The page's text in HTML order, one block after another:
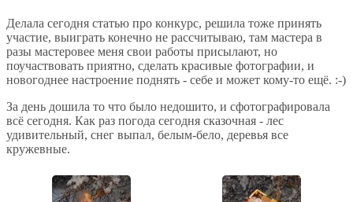
Делала сегодня статью про конкурс, решила тоже принять
участие, выиграть конечно не рассчитываю, там мастера в
разы мастеровее меня свои работы присылают, но
поучаствовать приятно, сделать красивые фотографии, и
новогоднее настроение поднять - себе и может кому-то ещё. :-)
За день дошила то что было недошито, и сфотографировала
всё сегодня. Как раз погода сегодня сказочная - лес
удивительный, снег выпал, белым-бело, деревья все
кружевные.